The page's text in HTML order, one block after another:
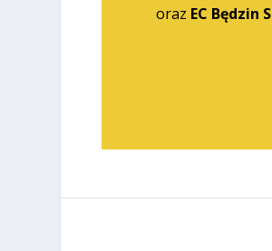
oraz EC Będzin